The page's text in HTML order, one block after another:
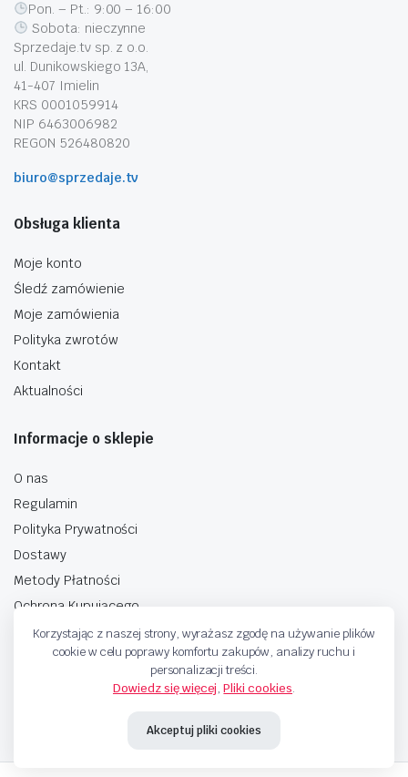
Pon. – Pt.: 9:00 – 16:00
Sobota: nieczynne
Sprzedaje.tv sp. z o.o.
ul. Dunikowskiego 13A,
41-407 Imielin
KRS 0001059914
NIP 6463006982
REGON 526480820
biuro@sprzedaje.tv
Obsługa klienta
Moje konto
Śledź zamówienie
Moje zamówienia
Polityka zwrotów
Kontakt
Aktualności
Informacje o sklepie
O nas
Regulamin
Polityka Prywatności
Dostawy
Metody Płatności
Ochrona Kupującego
Korzystając z naszej strony, wyrażasz zgodę na używanie plików
cookie w celu poprawy komfortu zakupów, analizy ruchu i
personalizacji treści.
Dowiedz się więcej,Pliki cookies.
Akceptuj pliki cookies